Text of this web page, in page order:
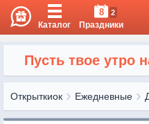
Каталог
8 2
Праздники
Пусть твое утро
Открыткиок Ежедневные